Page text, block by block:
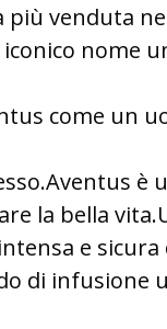
venduta
nome
come un
la bella
e
di infusione